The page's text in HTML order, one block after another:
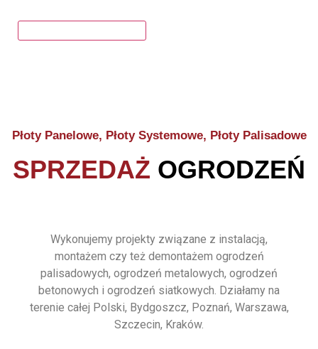
Płoty Panelowe, Płoty Systemowe, Płoty Palisadowe
SPRZEDAŻ OGRODZEŃ
Wykonujemy projekty związane z instalacją,
montażem czy też demontażem ogrodzeń
palisadowych, ogrodzeń metalowych, ogrodzeń
betonowych i ogrodzeń siatkowych. Działamy na
terenie całej Polski, Bydgoszcz, Poznań, Warszawa,
Szczecin, Kraków.